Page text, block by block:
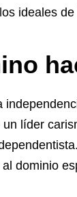
ideales
líder
dominio